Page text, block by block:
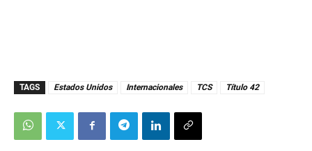
TAGS Estados Unidos Internacionales TCS Título 42